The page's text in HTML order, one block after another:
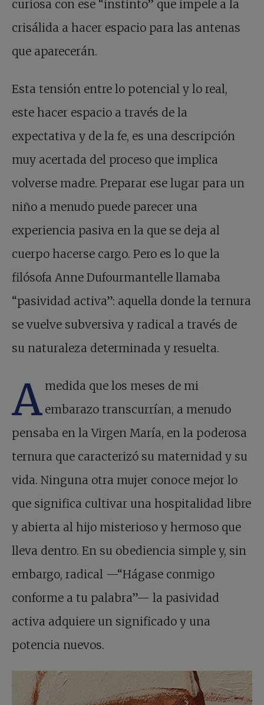
curiosa con ese “instinto” que impele a la
crisálida a hacer espacio para las antenas
que aparecerán.
Esta tensión entre lo potencial y lo real,
este hacer espacio a través de la
expectativa y de la fe, es una descripción
muy acertada del proceso que implica
volverse madre. Preparar ese lugar para un
niño a menudo puede parecer una
experiencia pasiva en la que se deja al
cuerpo hacerse cargo. Pero es lo que la
filósofa Anne Dufourmantelle llamaba
“pasividad activa”: aquella donde la ternura
se vuelve subversiva y radical a través de
su naturaleza determinada y resuelta.
A medida que los meses de mi
embarazo transcurrían, a menudo
pensaba en la Virgen María, en la poderosa
ternura que caracterizó su maternidad y su
vida. Ninguna otra mujer conoce mejor lo
que significa cultivar una hospitalidad libre
y abierta al hijo misterioso y hermoso que
lleva dentro. En su obediencia simple y, sin
embargo, radical —“Hágase conmigo
conforme a tu palabra”— la pasividad
activa adquiere un significado y una
potencia nuevos.